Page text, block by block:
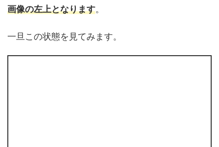
画像の左上となります。
一旦この状態を見てみます。